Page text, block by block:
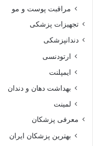
مراقبت پوست و مو
تجهیزات پزشکی
دندانپزشکی
ارتودنسی
ایمپلنت
بهداشت دهان و دندان
لمینت
معرفی پزشکان
بهترین پزشکان ایران